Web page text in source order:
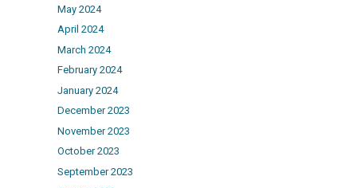
May 2024
April 2024
March 2024
February 2024
January 2024
December 2023
November 2023
October 2023
September 2023